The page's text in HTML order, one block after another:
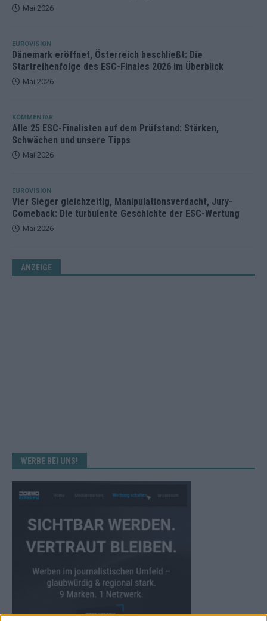
Mai 2026
EUROVISION
Dänemark eröffnet, Österreich beschließt: Die
Startreihenfolge des ESC-Finales 2026 im Überblick
Mai 2026
KOMMENTAR
Alle 25 ESC-Finalisten auf dem Prüfstand: Stärken,
Schwächen und unsere Tipps
Mai 2026
EUROVISION
Vier Sieger gleichzeitig, Manipulationsverdacht, Jury-
Comeback: Die turbulente Geschichte der ESC-Wertung
Mai 2026
ANZEIGE
WERBE BEI UNS!